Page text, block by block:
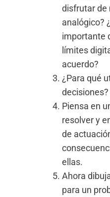
disfrutar de
analógico?
importante
límites
acuerdo?
¿Para qué
decisiones?
Piensa en
resolver y
de
ellas.
Ahora
para un